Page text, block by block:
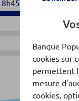
8h45 12h15
Banque
cookies sur
permettent
mesure
cookies,